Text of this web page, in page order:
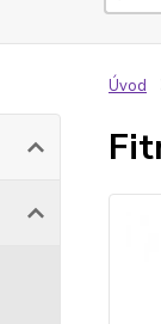
Úvod